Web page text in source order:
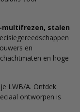
multifrezen, stalen
en
en hoge
LWB/A. Ontdek
ontworpen is